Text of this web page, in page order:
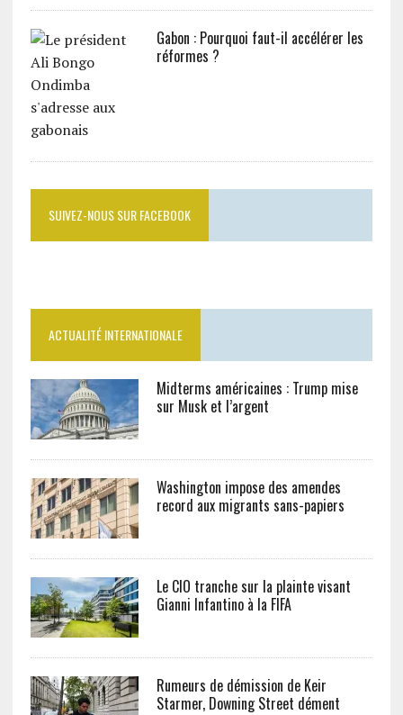
Gabon : Pourquoi faut-il accélérer les
réformes ?
SUIVEZ-NOUS SUR FACEBOOK
ACTUALITÉ INTERNATIONALE
Midterms américaines : Trump mise
sur Musk et l’argent
Washington impose des amendes
record aux migrants sans-papiers
Le CIO tranche sur la plainte visant
Gianni Infantino à la FIFA
Rumeurs de démission de Keir
Starmer, Downing Street dément